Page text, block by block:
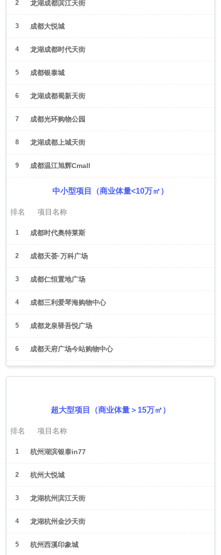
2 龙湖成都滨江天街
3 成都大悦城
4 龙湖成都时代天街
5 成都银泰城
6 龙湖成都蜀新天街
7 成都光环购物公园
8 龙湖成都上城天街
9 成都温江旭辉Cmall
中小型项目（商业体量<10万㎡）
排名 项目名称
1 成都时代奥特莱斯
2 成都天荟·万科广场
3 成都仁恒置地广场
4 成都三利爱琴海购物中心
5 成都龙泉驿吾悦广场
6 成都天府广场今站购物中心
超大型项目（商业体量＞15万㎡）
排名 项目名称
1 杭州湖滨银泰in77
2 杭州大悦城
3 龙湖杭州滨江天街
4 龙湖杭州金沙天街
5 杭州西溪印象城